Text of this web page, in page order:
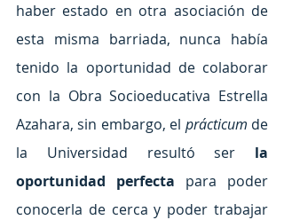
haber estado en otra asociación de
esta misma barriada, nunca había
tenido la oportunidad de colaborar
con la Obra Socioeducativa Estrella
Azahara, sin embargo, el prácticum de
la Universidad resultó ser la
oportunidad perfecta para poder
conocerla de cerca y poder trabajar